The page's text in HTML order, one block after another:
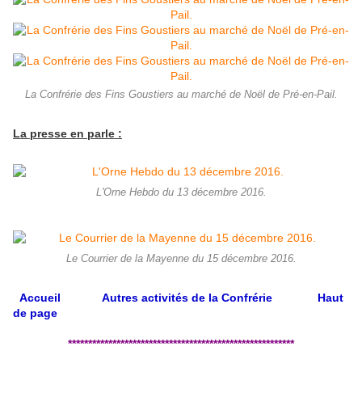
La Confrérie des Fins Goustiers au marché de Noël de Pré-en-Pail.
La presse en parle :
L'Orne Hebdo du 13 décembre 2016.
Le Courrier de la Mayenne du 15 décembre 2016.
Accueil Autres activités de la Confrérie
Haut
de page
********************************************************